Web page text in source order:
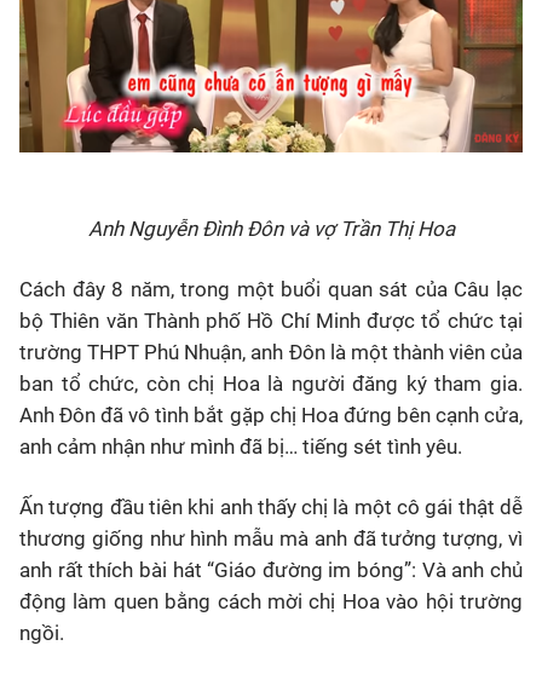
Anh Nguyễn Đình Đôn và vợ Trần Thị Hoa
Cách đây 8 năm, trong một buổi quan sát của Câu lạc
bộ Thiên văn Thành phố Hồ Chí Minh được tổ chức tại
trường THPT Phú Nhuận, anh Đôn là một thành viên của
ban tổ chức, còn chị Hoa là người đăng ký tham gia.
Anh Đôn đã vô tình bắt gặp chị Hoa đứng bên cạnh cửa,
anh cảm nhận như mình đã bị… tiếng sét tình yêu.
Ấn tượng đầu tiên khi anh thấy chị là một cô gái thật dễ
thương giống như hình mẫu mà anh đã tưởng tượng, vì
anh rất thích bài hát “Giáo đường im bóng”: Và anh chủ
động làm quen bằng cách mời chị Hoa vào hội trường
ngồi.